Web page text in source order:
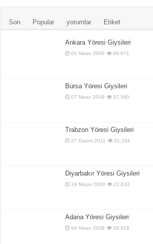
Son Popular yorumlar Etiket
Ankara Yöresi Giysileri
04 Nisan 2009 69,971
Bursa Yöresi Giysileri
07 Nisan 2009 37,590
Trabzon Yöresi Giysileri
27 Kasım 2011 31,244
Diyarbakır Yöresi Giysileri
19 Mayıs 2009 22,833
Adana Yöresi Giysileri
04 Nisan 2009 18,419